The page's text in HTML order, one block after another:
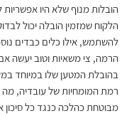
הובלות מנוף שלא היו
הלקוח שמזמין הובלה יכול
להשתמש, אילו כלים כבדים
הרמה, צי משאיות וטוב יעשה
בהובלת המטען שלו במיוחד
רמת המומחיות של עובדיה,
מבוטחת כהלכה כנגד כל סיכון